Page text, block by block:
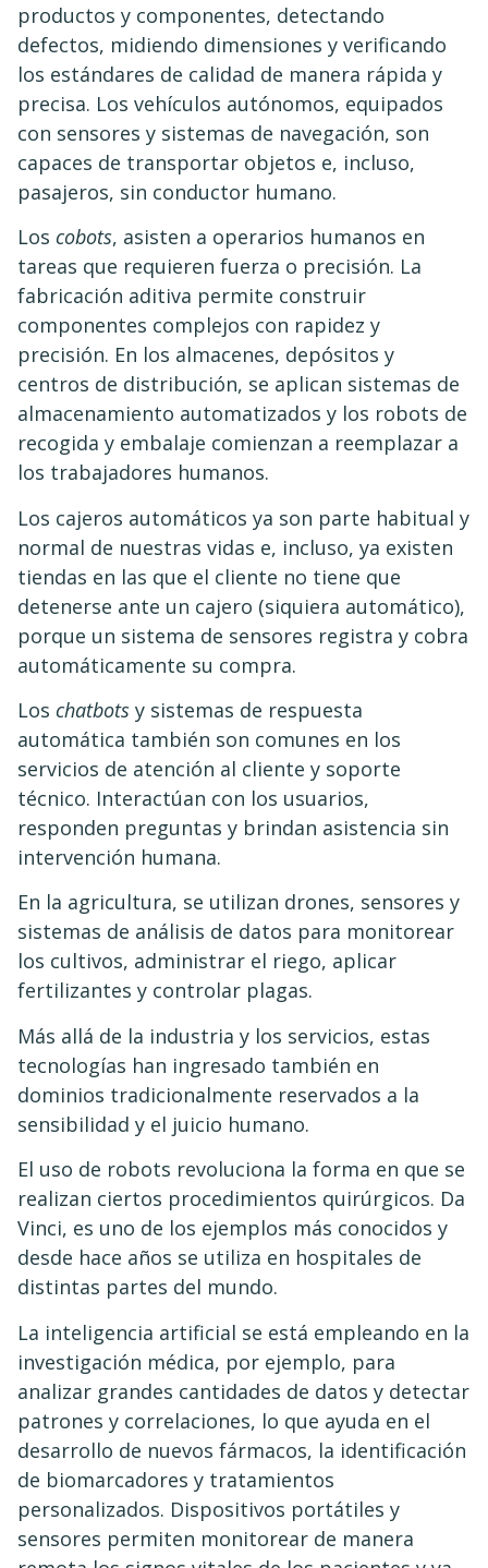
productos y componentes, detectando
defectos, midiendo dimensiones y verificando
los estándares de calidad de manera rápida y
precisa. Los vehículos autónomos, equipados
con sensores y sistemas de navegación, son
capaces de transportar objetos e, incluso,
pasajeros, sin conductor humano.
Los cobots, asisten a operarios humanos en
tareas que requieren fuerza o precisión. La
fabricación aditiva permite construir
componentes complejos con rapidez y
precisión. En los almacenes, depósitos y
centros de distribución, se aplican sistemas de
almacenamiento automatizados y los robots de
recogida y embalaje comienzan a reemplazar a
los trabajadores humanos.
Los cajeros automáticos ya son parte habitual y
normal de nuestras vidas e, incluso, ya existen
tiendas en las que el cliente no tiene que
detenerse ante un cajero (siquiera automático),
porque un sistema de sensores registra y cobra
automáticamente su compra.
Los chatbots y sistemas de respuesta
automática también son comunes en los
servicios de atención al cliente y soporte
técnico. Interactúan con los usuarios,
responden preguntas y brindan asistencia sin
intervención humana.
En la agricultura, se utilizan drones, sensores y
sistemas de análisis de datos para monitorear
los cultivos, administrar el riego, aplicar
fertilizantes y controlar plagas.
Más allá de la industria y los servicios, estas
tecnologías han ingresado también en
dominios tradicionalmente reservados a la
sensibilidad y el juicio humano.
El uso de robots revoluciona la forma en que se
realizan ciertos procedimientos quirúrgicos. Da
Vinci, es uno de los ejemplos más conocidos y
desde hace años se utiliza en hospitales de
distintas partes del mundo.
La inteligencia artificial se está empleando en la
investigación médica, por ejemplo, para
analizar grandes cantidades de datos y detectar
patrones y correlaciones, lo que ayuda en el
desarrollo de nuevos fármacos, la identificación
de biomarcadores y tratamientos
personalizados. Dispositivos portátiles y
sensores permiten monitorear de manera